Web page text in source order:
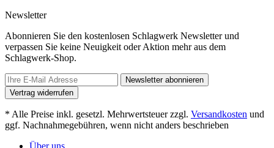
Newsletter
Abonnieren Sie den kostenlosen Schlagwerk Newsletter und
verpassen Sie keine Neuigkeit oder Aktion mehr aus dem
Schlagwerk-Shop.
Newsletter abonnieren
Vertrag widerrufen
* Alle Preise inkl. gesetzl. Mehrwertsteuer zzgl. Versandkosten und
ggf. Nachnahmegebühren, wenn nicht anders beschrieben
Über uns